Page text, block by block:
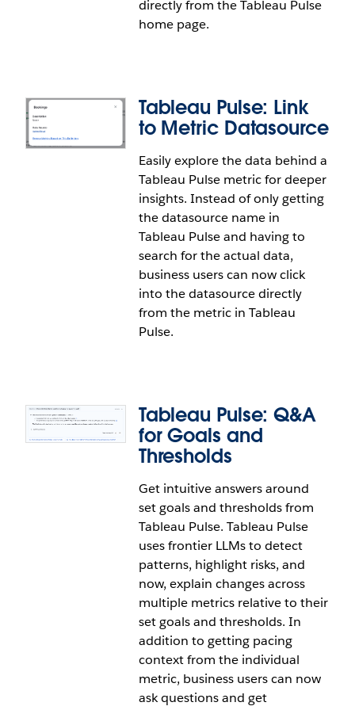
directly from the Tableau Pulse
home page.
Tableau Pulse: Pacing and Historical
Context on Metric Card
Quickly evaluate a Tableau Pulse metric based on
pacing and historical context. Now business users
can see both the metric's progress to a set goal and
its performance relative to the prior period directly
on the metric card. Instead of having to click into
the metric details, users can obtain a fuller sense of
Tableau Pulse: Link
to Metric Datasource
Easily explore the data behind a
Tableau Pulse metric for deeper
insights. Instead of only getting
the datasource name in
Tableau Pulse and having to
search for the actual data,
business users can now click
into the datasource directly
from the metric in Tableau
Pulse.
Tableau Pulse: Link to Metric
Easily explore the data behind a Tableau Pulse
metric for deeper insights. Instead of only getting
the datasource name in Tableau Pulse and having
to search for the actual data, business users can
now click into the datasource directly from the
metric in Tableau Pulse.
Tableau Pulse: Q&A
for Goals and
Thresholds
Get intuitive answers around
set goals and thresholds from
Tableau Pulse. Tableau Pulse
uses frontier LLMs to detect
patterns, highlight risks, and
now, explain changes across
multiple metrics relative to their
set goals and thresholds. In
addition to getting pacing
context from the individual
metric, business users can now
ask questions and get